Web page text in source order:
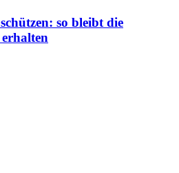
so bleibt die